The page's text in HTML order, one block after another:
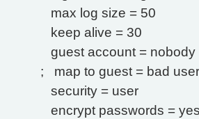
max log size = 50
keep alive = 30
guest account = nobody
; map to guest = bad user
security = user
encrypt passwords =